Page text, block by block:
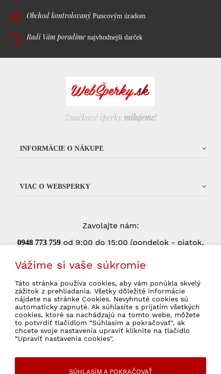
Obchod kontrolovaný Puncovým úradom
Radi Vám poradíme najvhodnejší darček
Značkové šperky milujeme!
INFORMÁCIE O NÁKUPE
VIAC O WEBSPERKY
Zavolajte nám:
0948 773 759 od 9:00 do 15:00 (pondelok - piatok,
Súhlasím so spracovaním osobných údajov
pre marketingové účely.Ochrana osobných
údajov
Vážime si vaše súkromie
Táto stránka používa cookies, aby vám ponúkla skvelý
zážitok z prehliadania. Všetky dôležité informácie
nájdete na stránke Cookies. Nevyhnuté cookies sú
automaticky zapnuté. Ak súhlasíte s prijatím všetkých
cookies, ktoré sa nachádzajú na tomto webe, môžete
to potvrdiť tlačidlom “Súhlasím a pokračovať", ak
chcete svoje nastavenia upraviť kliknite na tlačidlo
“Upraviť nastavenia cookies".
SÚHLASÍM A POKRAČOVAŤ